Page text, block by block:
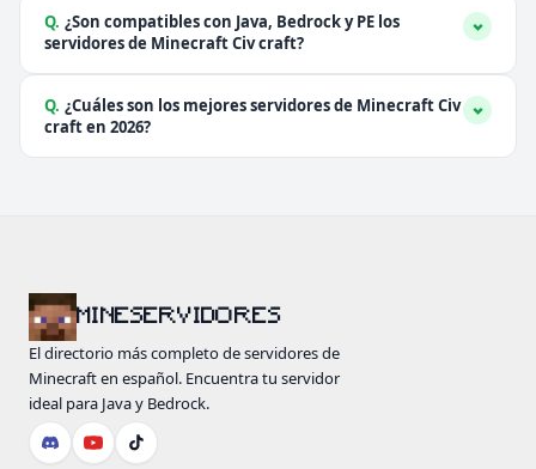
Q. ¿Son compatibles con Java, Bedrock y PE los
servidores de Minecraft Civ craft?
Q. ¿Cuáles son los mejores servidores de Minecraft Civ
craft en 2026?
MINESERVIDORES
El directorio más completo de servidores de
Minecraft en español. Encuentra tu servidor
ideal para Java y Bedrock.